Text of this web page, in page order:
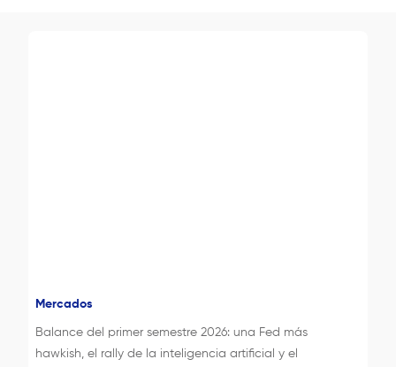
Mercados
Balance del primer semestre 2026: una Fed más
hawkish, el rally de la inteligencia artificial y el